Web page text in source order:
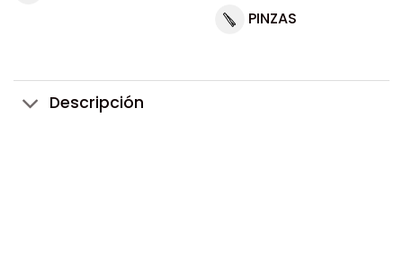
PINZAS
Descripción